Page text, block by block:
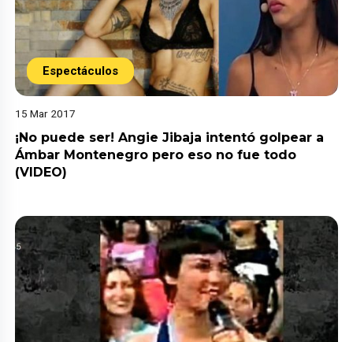
Espectáculos
15 Mar 2017
¡No puede ser! Angie Jibaja intentó golpear a
Ámbar Montenegro pero eso no fue todo
(VIDEO)